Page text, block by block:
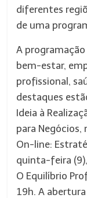
diferentes
de uma
A
bem-estar,
profissional,
destaques
Ideia à
para Negócios,
On-line:
quinta-feira
O Equilíbrio
19h. A